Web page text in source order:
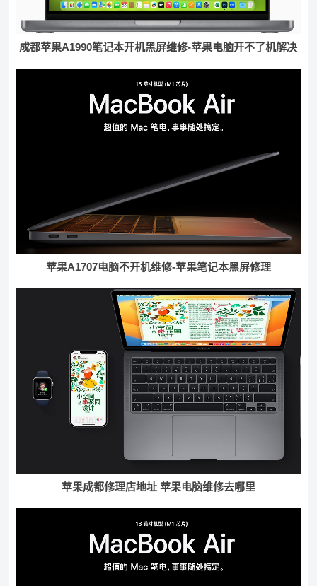
成都苹果A1990笔记本开机黑屏维修-苹果电脑开不了机解决
苹果A1707电脑不开机维修-苹果笔记本黑屏修理
苹果成都修理店地址 苹果电脑维修去哪里